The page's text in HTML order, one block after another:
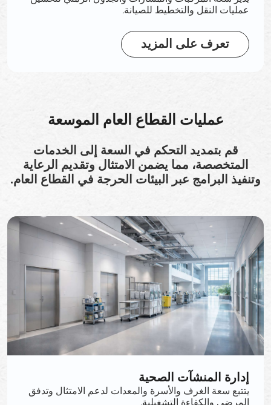
عمليات النقل والتخطيط للصيانة.
تعرف على المزيد
عمليات القطاع العام الموسعة
قم بتمديد التحكم في السعة إلى الخدمات
المتخصصة، مما يضمن الامتثال وتقديم الرعاية
وتنفيذ البرامج عبر البيئات الحرجة في القطاع العام.
إدارة المنشآت الصحية
يتتبع سعة الغرف والأسرة والمعدات لدعم الامتثال وتدفق
المرضى والكفاءة التشغيلية.